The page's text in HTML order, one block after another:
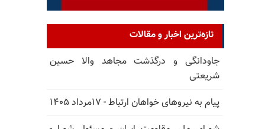
تازه‌ترین اخبار و مقالات
جاودانگی و درگذشت مجاهد والا حسین
شریعتی
پیام به نیروهای خواهان ارتباط - ۱۷مرداد ۱۴۰۵